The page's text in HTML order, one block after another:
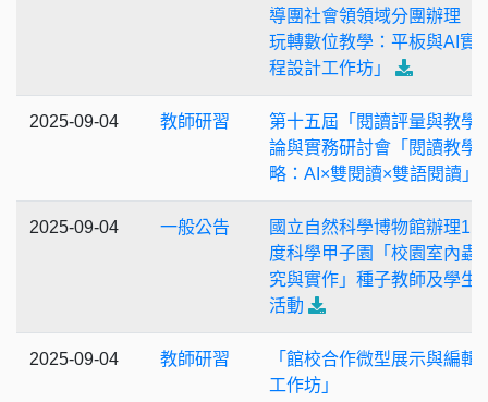
導團社會領領域分團辦理「
玩轉數位教學：平板與AI實
程設計工作坊」
2025-09-04 教師研習
第十五屆「閱讀評量與教學
論與實務研討會「閱讀教學
略：AI×雙閱讀×雙語閱讀」
2025-09-04 一般公告
國立自然科學博物館辦理
度科學甲子園「校園室內蟲
究與實作」種子教師及學生
活動
2025-09-04 教師研習
「館校合作微型展示與編輯
工作坊」